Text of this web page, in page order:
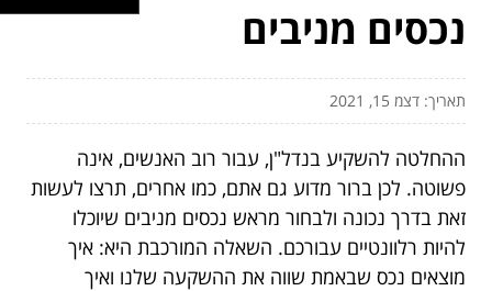
נכסים מניבים
תאריך: דצמ 15, 2021
ההחלטה להשקיע בנדל"ן, עבור רוב האנשים, אינה
פשוטה. לכן ברור מדוע גם אתם, כמו אחרים, תרצו לעשות
זאת בדרך נכונה ולבחור מראש נכסים מניבים שיוכלו
להיות רלוונטיים עבורכם. השאלה המורכבת היא: איך
מוצאים נכס שבאמת שווה את ההשקעה שלנו ואיך